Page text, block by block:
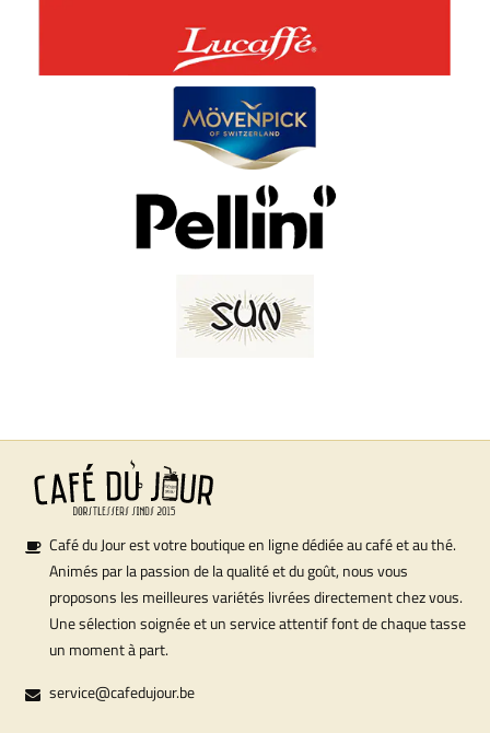
Café du Jour est votre boutique en ligne dédiée au café et au thé.
Animés par la passion de la qualité et du goût, nous vous
proposons les meilleures variétés livrées directement chez vous.
Une sélection soignée et un service attentif font de chaque tasse
un moment à part.
service@cafedujour.be